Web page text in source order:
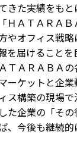
た実績をも
ＨＡＴＡＲＡ
やオフィス戦
届けることを
ＡＲＡＢＡ
ーケットと企
ス構築の現場
た企業の「そ
、今後も継続